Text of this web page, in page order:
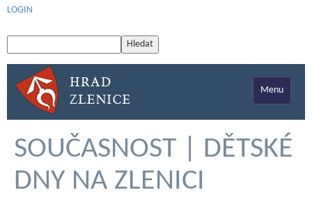
LOGIN
Menu
SOUČASNOST | DĚTSKÉ
DNY NA ZLENICI